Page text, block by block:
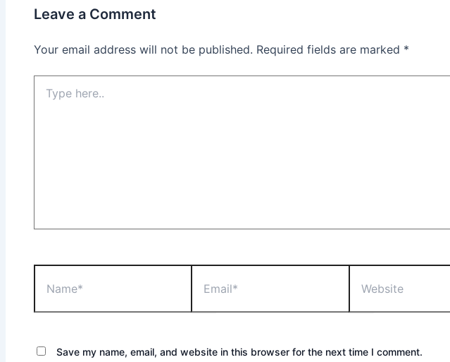
Leave a Comment
Your email address will not be published. Required fields are marked *
Save my name, email, and website in this browser for the next time I comment.